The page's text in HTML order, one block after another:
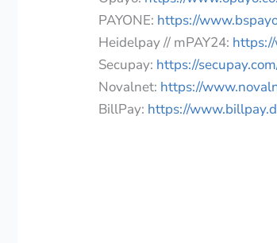
PAYONE: https://
Heidelpay // mPAY24:
Secupay: https://
Novalnet: https://
BillPay: https://